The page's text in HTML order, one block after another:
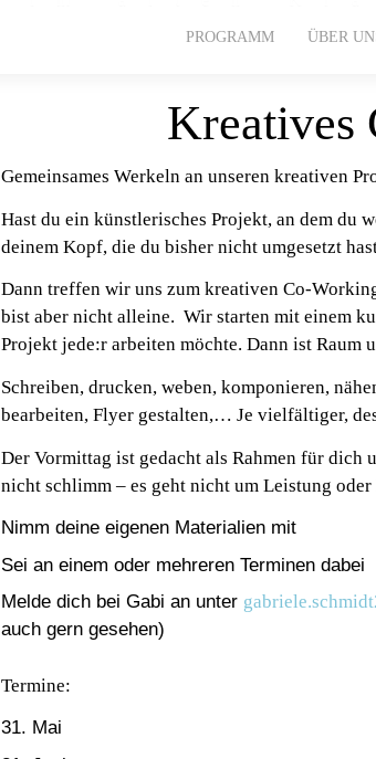
PROGRAMM ÜBER
Kreatives
Gemeinsames Werkeln an unseren kreativen
Hast du ein künstlerisches Projekt, an dem du
deinem Kopf, die du bisher nicht umgesetzt
Dann treffen wir uns zum kreativen Co-
bist aber nicht alleine. Wir starten mit einem
Projekt jede:r arbeiten möchte. Dann ist
Schreiben, drucken, weben, komponieren,
bearbeiten, Flyer gestalten,… Je vielfältiger,
Der Vormittag ist gedacht als Rahmen für dich
nicht schlimm – es geht nicht um Leistung
Nimm deine eigenen Materialien mit
Sei an einem oder mehreren Terminen dabei
Melde dich bei Gabi an unter
auch gern gesehen)
Termine:
31. Mai